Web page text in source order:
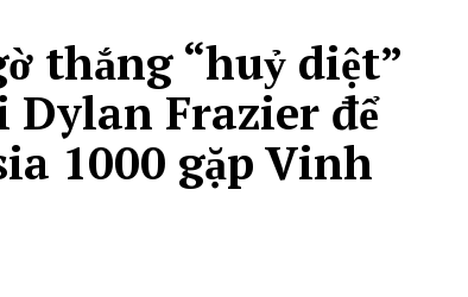
thắng “huỷ diệt”
Dylan Frazier để
1000 gặp Vinh